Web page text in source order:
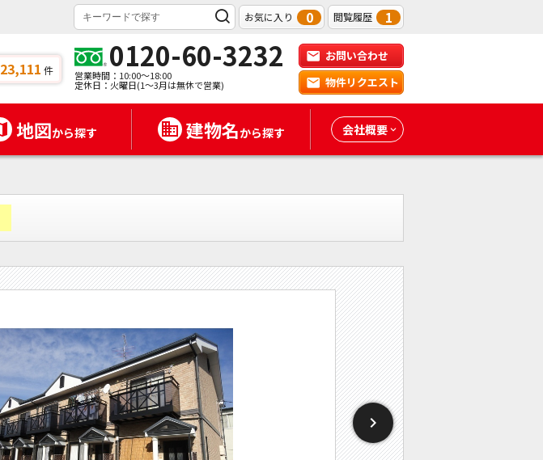
お気に入り 0 閲覧履歴 1
23,111 件 0120-60-3232
営業時間：10:00～18:00
定休日：火曜日(1～3月は無休で営業)
お問い合わせ
物件リクエスト
地図から探す 建物名から探す 会社概要